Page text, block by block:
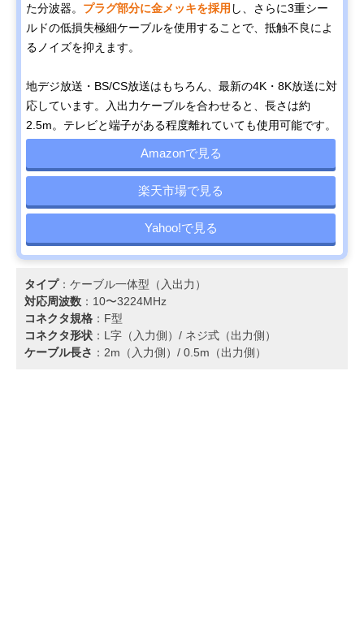
た分波器。 プラグ部分に金メッキを採用 し、さらに3重シー
ルドの低損失極細ケーブルを使用することで、抵触不良によ
るノイズを抑えます。
地デジ放送・BS/CS放送はもちろん、最新の4K・8K放送に対
応しています。入出力ケーブルを合わせると、長さは約
2.5m。テレビと端子がある程度離れていても使用可能です。
Amazonで見る
楽天市場で見る
Yahoo!で見る
タイプ：ケーブル一体型（入出力）
対応周波数 ：10〜3224MHz
コネクタ規格 ：F型
コネクタ形状 ：L字（入力側）/ ネジ式（出力側）
ケーブル長さ ：2m（入力側）/ 0.5m（出力側）